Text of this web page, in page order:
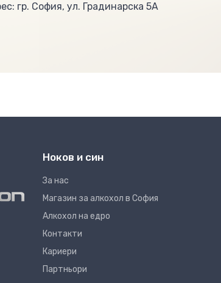
гр. София, ул. Градинарска 5А
Ноков и син
За нас
Магазин за алкохол в София
Алкохол на едро
Контакти
Кариери
Партньори